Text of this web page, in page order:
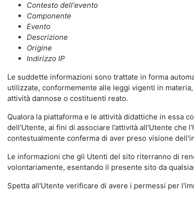
Contesto dell'evento
Componente
Evento
Descrizione
Origine
Indirizzo IP
Le suddette informazioni sono trattate in forma
utilizzate, conformemente alle leggi vigenti in
attività dannose o costituenti reato.
Qualora la piattaforma e le attività didattiche in essa
dell'Utente, ai fini di associare l’attività all'Utente che
contestualmente conferma di aver preso visione
Le informazioni che gli Utenti del sito riterranno di
volontariamente, esentando il presente sito da
Spetta all'Utente verificare di avere i permessi per